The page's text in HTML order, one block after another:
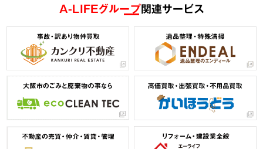
A-LIFEグループ関連サービス